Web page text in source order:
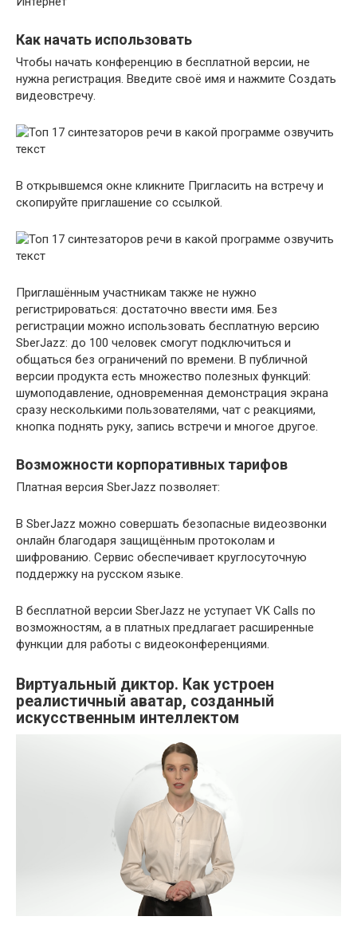
Как начать использовать
Чтобы начать конференцию в бесплатной версии, не
нужна регистрация. Введите своё имя и нажмите Создать
видеовстречу.
В открывшемся окне кликните Пригласить на встречу и
скопируйте приглашение со ссылкой.
Приглашённым участникам также не нужно
регистрироваться: достаточно ввести имя. Без
регистрации можно использовать бесплатную версию
SberJazz: до 100 человек смогут подключиться и
общаться без ограничений по времени. В публичной
версии продукта есть множество полезных функций:
шумоподавление, одновременная демонстрация экрана
сразу несколькими пользователями, чат с реакциями,
кнопка поднять руку, запись встречи и многое другое.
Возможности корпоративных тарифов
Платная версия SberJazz позволяет:
В SberJazz можно совершать безопасные видеозвонки
онлайн благодаря защищённым протоколам и
шифрованию. Сервис обеспечивает круглосуточную
поддержку на русском языке.
В бесплатной версии SberJazz не уступает VK Calls по
возможностям, а в платных предлагает расширенные
функции для работы с видеоконференциями.
Виртуальный диктор. Как устроен
реалистичный аватар, созданный
искусственным интеллектом